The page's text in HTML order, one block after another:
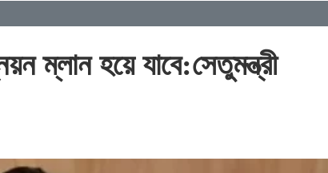
ম্লান হয়ে যাবে:সেতুমন্ত্রী